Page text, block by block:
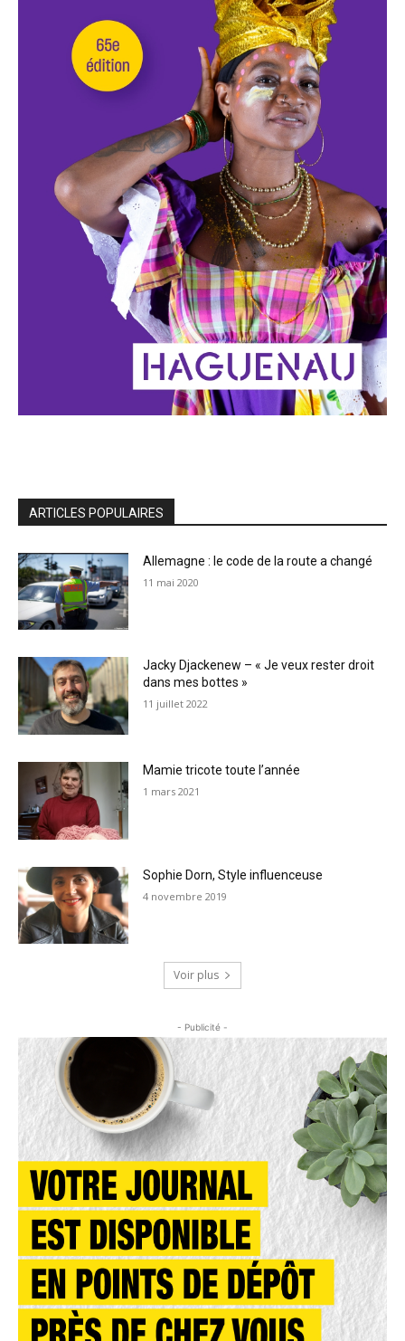
ARTICLES POPULAIRES
Allemagne : le code de la route a changé
11 mai 2020
Jacky Djackenew – « Je veux rester droit
dans mes bottes »
11 juillet 2022
Mamie tricote toute l’année
1 mars 2021
Sophie Dorn, Style influenceuse
4 novembre 2019
Voir plus
- Publicité -